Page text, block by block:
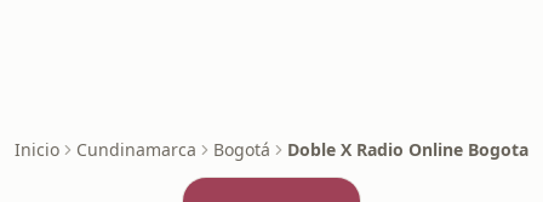
Inicio Cundinamarca Bogotá Doble X Radio Online Bogota